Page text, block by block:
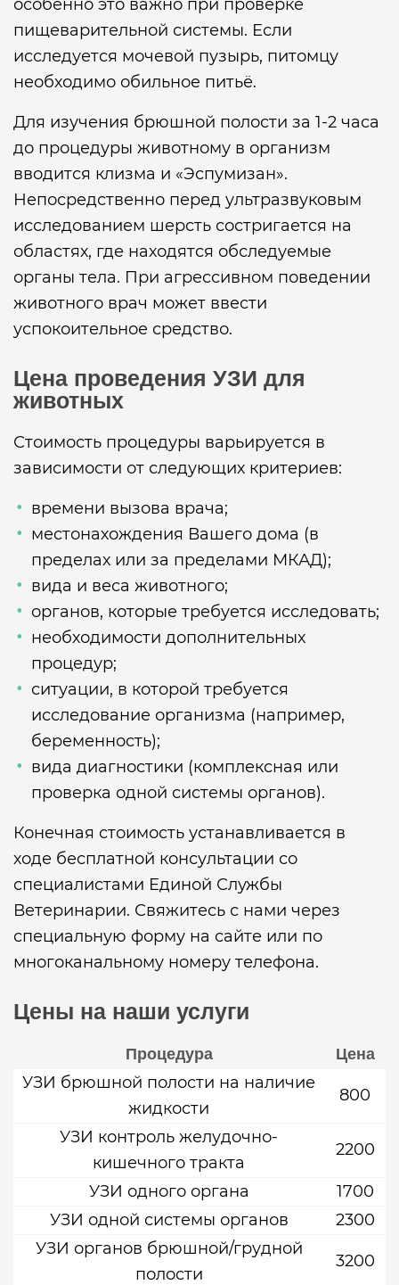
особенно это важно при проверке
пищеварительной системы. Если
исследуется мочевой пузырь, питомцу
необходимо обильное питьё.
Для изучения брюшной полости за 1-2 часа
до процедуры животному в организм
вводится клизма и «Эспумизан».
Непосредственно перед ультразвуковым
исследованием шерсть состригается на
областях, где находятся обследуемые
органы тела. При агрессивном поведении
животного врач может ввести
успокоительное средство.
Цена проведения УЗИ для
животных
Стоимость процедуры варьируется в
зависимости от следующих критериев:
времени вызова врача;
местонахождения Вашего дома (в
пределах или за пределами МКАД);
вида и веса животного;
органов, которые требуется исследовать;
необходимости дополнительных
процедур;
ситуации, в которой требуется
исследование организма (например,
беременность);
вида диагностики (комплексная или
проверка одной системы органов).
Конечная стоимость устанавливается в
ходе бесплатной консультации со
специалистами Единой Службы
Ветеринарии. Свяжитесь с нами через
специальную форму на сайте или по
многоканальному номеру телефона.
Цены на наши услуги
Процедура Цена
УЗИ брюшной полости на наличие
жидкости
800
УЗИ контроль желудочно-
кишечного тракта
2200
УЗИ одного органа
1700
УЗИ одной системы органов
2300
УЗИ органов брюшной/грудной
полости
3200